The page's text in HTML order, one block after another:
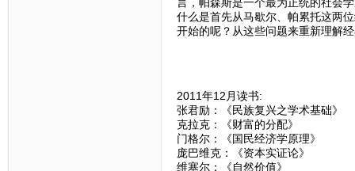
什么是首先从马歇尔、帕累托这两
开始的呢？从这些问题来重新理解
2011年12月读书:
张君励：《民族复兴之学术基础》
克拉克：《财富的分配》
门格尔：《国民经济学原理》
庞巴维克：《资本实证论》
维塞尔：《自然价值》